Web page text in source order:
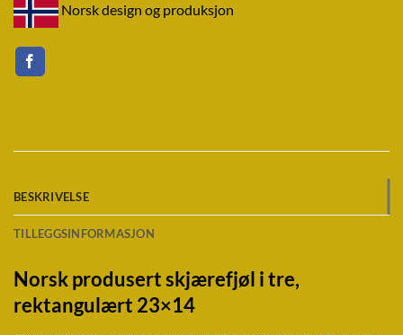
Norsk design og produksjon
BESKRIVELSE
TILLEGGSINFORMASJON
Norsk produsert skjærefjøl i tre,
rektangulært 23×14